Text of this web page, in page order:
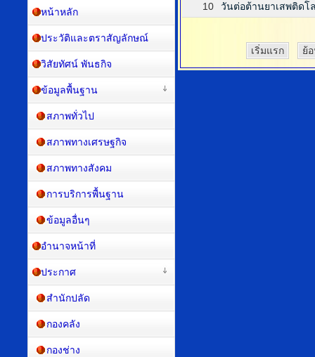
10
วันต่อต้านยาเสพติดโ
เริ่มแรก ย้
หน้าหลัก
ประวัติและตราสัญลักษณ์
วิสัยทัศน์ พันธกิจ
ข้อมูลพื้นฐาน
สภาพทั่วไป
สภาพทางเศรษฐกิจ
สภาพทางสังคม
การบริการพื้นฐาน
ข้อมูลอื่นๆ
อำนาจหน้าที่
ประกาศ
สำนักปลัด
กองคลัง
กองช่าง